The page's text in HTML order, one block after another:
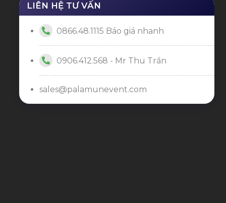
LIÊN HỆ TƯ VẤN
0866.48.1115 Báo giá nhanh
0906.412.568 - Mr Thu Trần
sales@palamunevent.com